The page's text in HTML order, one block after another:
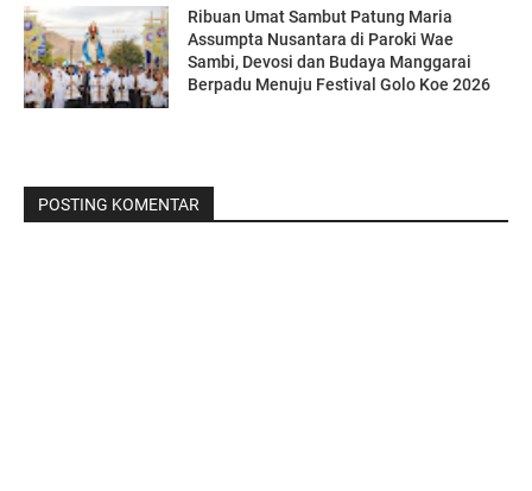
Ribuan Umat Sambut Patung Maria
Assumpta Nusantara di Paroki Wae
Sambi, Devosi dan Budaya Manggarai
Berpadu Menuju Festival Golo Koe 2026
POSTING KOMENTAR